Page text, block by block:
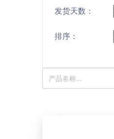
发货天数：
排序：